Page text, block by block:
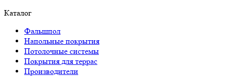
Каталог
Фальшпол
Напольные покрытия
Потолочные системы
Покрытия для террас
Производители